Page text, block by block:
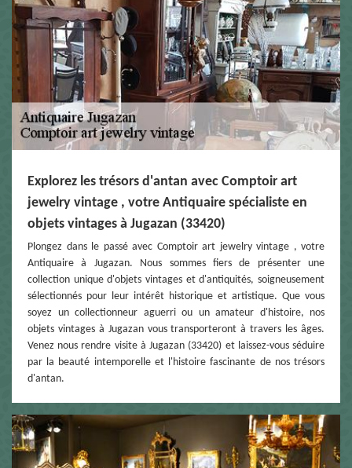
Explorez les trésors d'antan avec Comptoir art
jewelry vintage , votre Antiquaire spécialiste en
objets vintages à Jugazan (33420)
Plongez dans le passé avec Comptoir art jewelry vintage , votre
Antiquaire à Jugazan. Nous sommes fiers de présenter une
collection unique d'objets vintages et d'antiquités, soigneusement
sélectionnés pour leur intérêt historique et artistique. Que vous
soyez un collectionneur aguerri ou un amateur d'histoire, nos
objets vintages à Jugazan vous transporteront à travers les âges.
Venez nous rendre visite à Jugazan (33420) et laissez-vous séduire
par la beauté intemporelle et l'histoire fascinante de nos trésors
d'antan.